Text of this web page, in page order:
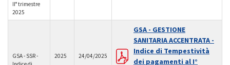
II° trimestre
2025
GSA - SSR -
2025 24/04/2025
GSA - GESTIONE
SANITARIA ACCENTRATA -
Indice di Tempestività
dei pagamenti al I°